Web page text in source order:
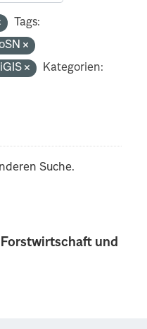
und
Tags:
Kategorien:
Suche.